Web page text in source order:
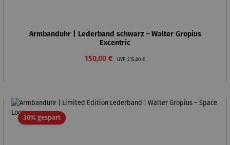
Armbanduhr | Lederband schwarz – Walter Gropius
Excentric
Verkaufspreis:
150,00 € UVP Regulärer Preis:
215,00 €
30% gespartRabatt